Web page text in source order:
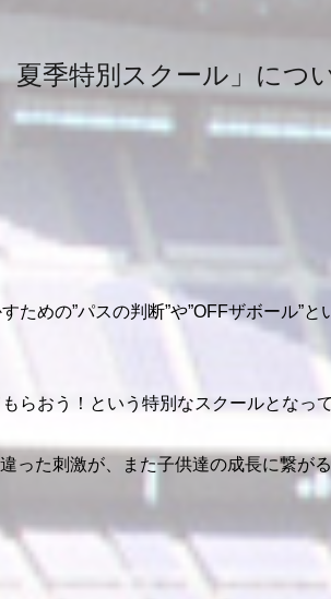
季特別スクール」につ
めの”パスの判断”や”OFFザボール”と
らおう！という特別なスクールとなって
った刺激が、また子供達の成長に繋が